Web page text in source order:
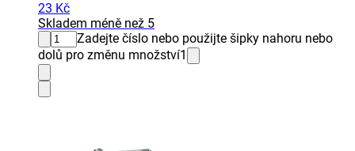
23 Kč
Skladem méně než 5
Zadejte číslo nebo použijte šipky nahoru nebo
dolů pro změnu množství1